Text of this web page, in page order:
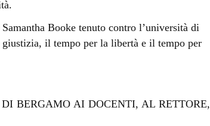
Booke tenuto contro l’università di
il tempo per la libertà e il tempo per
BERGAMO AI DOCENTI, AL RETTORE,